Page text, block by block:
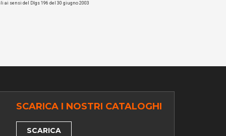
ai sensi del Dlgs 196 del 30 giugno 2003
SCARICA I NOSTRI CATALOGHI
SCARICA